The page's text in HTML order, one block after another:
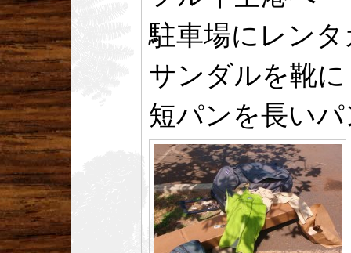
駐車場にレン
サンダルを靴に
短パンを長い